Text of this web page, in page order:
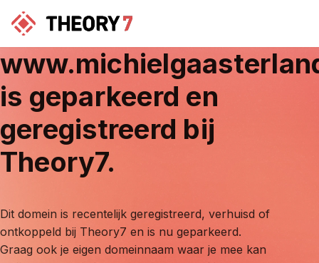
is geparkeerd en
geregistreerd bij
Theory7.
Dit domein is recentelijk geregistreerd, verhuisd of
ontkoppeld bij Theory7 en is nu geparkeerd.
Graag ook je eigen domeinnaam waar je mee kan